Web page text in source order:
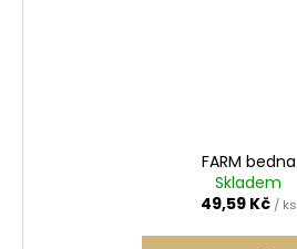
FARM bedna
Skladem
49,59 Kč / ks